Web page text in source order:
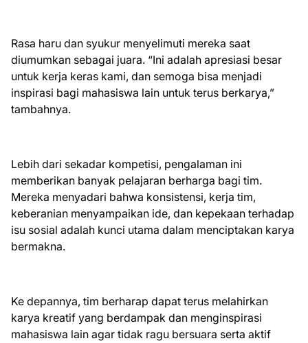
Rasa haru dan syukur menyelimuti mereka saat
diumumkan sebagai juara. “Ini adalah apresiasi besar
untuk kerja keras kami, dan semoga bisa menjadi
inspirasi bagi mahasiswa lain untuk terus berkarya,”
tambahnya.
Lebih dari sekadar kompetisi, pengalaman ini
memberikan banyak pelajaran berharga bagi tim.
Mereka menyadari bahwa konsistensi, kerja tim,
keberanian menyampaikan ide, dan kepekaan terhadap
isu sosial adalah kunci utama dalam menciptakan karya
bermakna.
Ke depannya, tim berharap dapat terus melahirkan
karya kreatif yang berdampak dan menginspirasi
mahasiswa lain agar tidak ragu bersuara serta aktif